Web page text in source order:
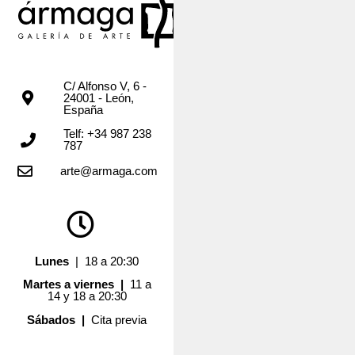
C/ Alfonso V, 6 -
24001 - León,
España
Telf: +34 987 238
787
arte@armaga.com
Lunes | 18 a 20:30
Martes a viernes | 11 a
14 y 18 a 20:30
Sábados |Cita previa